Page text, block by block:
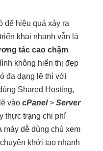
để hiệu quả xảy ra
triển khai nhanh vẫn là
tác cao chậm
lình không hiển thị đẹp
đa dạng lẽ thì với
Shared Hosting,
lẽ vào cPanel> Server
thực trạng chi phí
máy dễ dùng chủ xem
khởi tạo nhanh